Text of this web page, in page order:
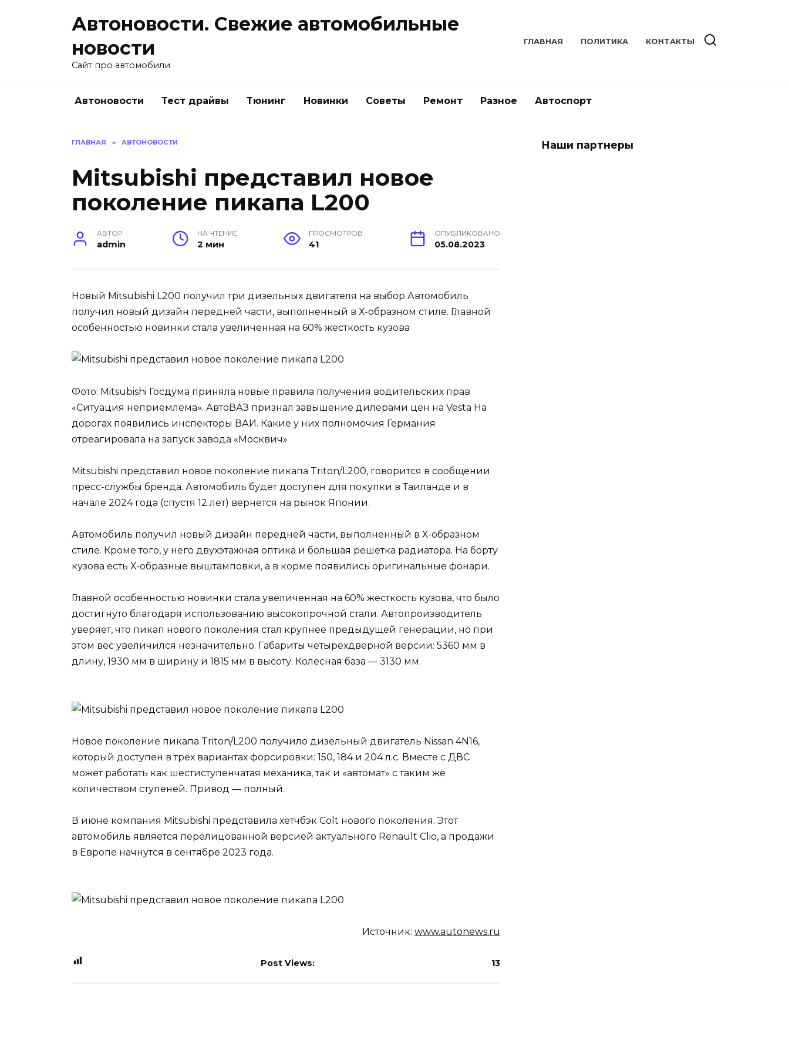
Автоновости. Свежие автомобильные
новости
Сайт про автомобили
ГЛАВНАЯ ПОЛИТИКА КОНТАКТЫ
Автоновости Тест драйвы Тюнинг Новинки Советы Ремонт Разное Автоспорт
ГЛАВНАЯ » АВТОНОВОСТИ
Mitsubishi представил новое
поколение пикапа L200
АВТОР
admin
НА ЧТЕНИЕ
2 мин
ПРОСМОТРОВ
41
ОПУБЛИКОВАНО
05.08.2023
Новый Mitsubishi L200 получил три дизельных двигателя на выбор Автомобиль
получил новый дизайн передней части, выполненный в Х-образном стиле. Главной
особенностью новинки стала увеличенная на 60% жесткость кузова
Фото: Mitsubishi Госдума приняла новые правила получения водительских прав
«Ситуация неприемлема». АвтоВАЗ признал завышение дилерами цен на Vesta На
дорогах появились инспекторы ВАИ. Какие у них полномочия Германия
отреагировала на запуск завода «Москвич»
Mitsubishi представил новое поколение пикапа Triton/L200, говорится в сообщении
пресс-службы бренда. Автомобиль будет доступен для покупки в Таиланде и в
начале 2024 года (спустя 12 лет) вернется на рынок Японии.
Автомобиль получил новый дизайн передней части, выполненный в Х-образном
стиле. Кроме того, у него двухэтажная оптика и большая решетка радиатора. На борту
кузова есть Х-образные выштамповки, а в корме появились оригинальные фонари.
Главной особенностью новинки стала увеличенная на 60% жесткость кузова, что было
достигнуто благодаря использованию высокопрочной стали. Автопроизводитель
уверяет, что пикап нового поколения стал крупнее предыдущей генерации, но при
этом вес увеличился незначительно. Габариты четырехдверной версии: 5360 мм в
длину, 1930 мм в ширину и 1815 мм в высоту. Колесная база — 3130 мм.
Новое поколение пикапа Triton/L200 получило дизельный двигатель Nissan 4N16,
который доступен в трех вариантах форсировки: 150, 184 и 204 л.с. Вместе с ДВС
может работать как шестиступенчатая механика, так и «автомат» с таким же
количеством ступеней. Привод — полный.
В июне компания Mitsubishi представила хетчбэк Colt нового поколения. Этот
автомобиль является перелицованной версией актуального Renault Clio, а продажи
в Европе начнутся в сентябре 2023 года.
Источник: www.autonews.ru
Post Views: 13
Наши партнеры